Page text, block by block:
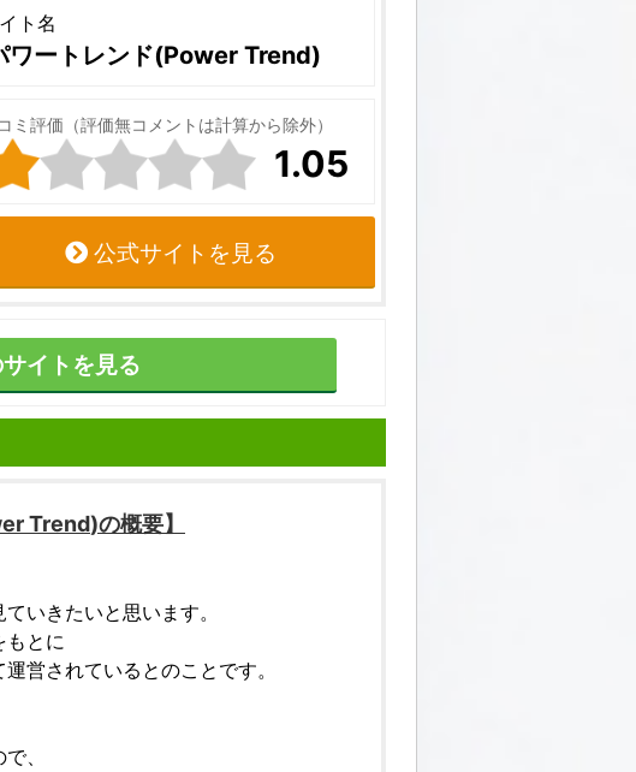
ト名
ワートレンド(Power Trend)
ミ評価（評価無コメントは計算から除外）
1.05
公式サイトを見る
イトを見る
Trend)の概要】
ていきたいと思います。
もとに
営されているとのことです。
、